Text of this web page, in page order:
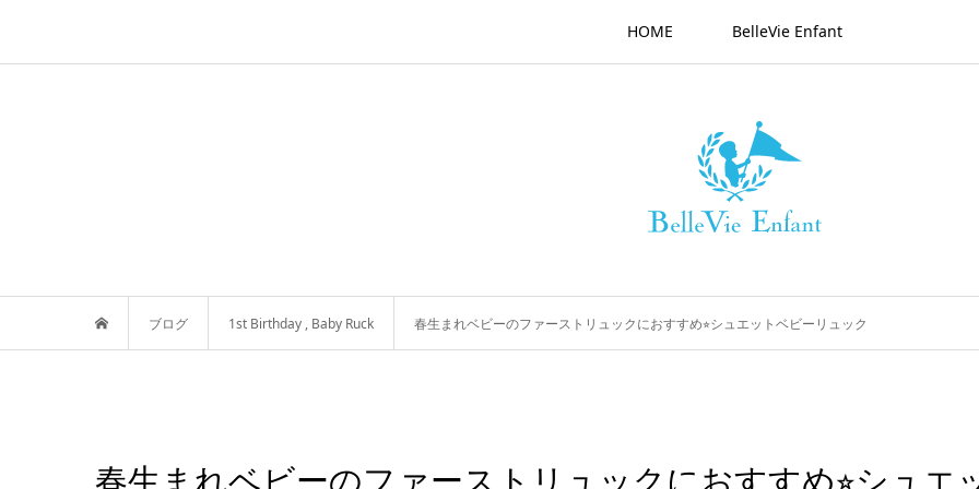
HOME BelleVie Enfant
ブログ 1st Birthday , Baby Ruck 春生まれベビーのファーストリュックにおすすめ⭐︎シュエットベビーリュック
春生まれベビーのファーストリュックにおすすめ⭐︎シュエ